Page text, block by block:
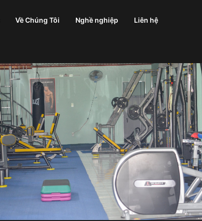
Về Chúng Tôi Nghề nghiệp Liên hệ